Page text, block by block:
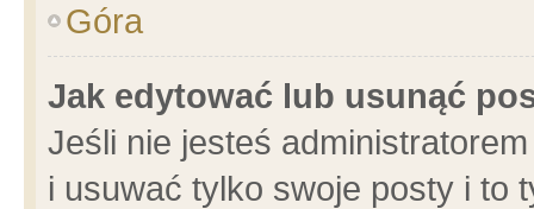
Góra
Jak edytować lub usunąć
Jeśli nie jesteś
i usuwać tylko swoje posty i to